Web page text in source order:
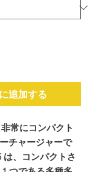
追加する
常にコンパクト
チャージャーで
は、コンパクトさ